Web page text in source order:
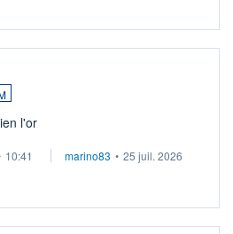
l'or
10:41 marino83 • 25 juil. 2026